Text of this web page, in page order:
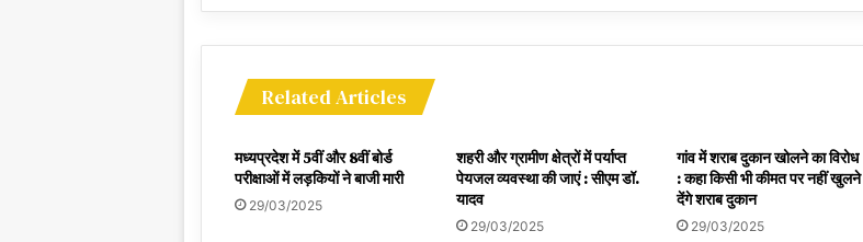
Related Articles
मध्यप्रदेश में 5वीं और 8वीं बोर्ड
परीक्षाओं में लड़कियों ने बाजी मारी
29/03/2025
शहरी और ग्रामीण क्षेत्रों में पर्याप्त
पेयजल व्यवस्था की जाएं : सीएम डॉ.
यादव
29/03/2025
गांव में शराब दुकान खोलने का विरोध
: कहा किसी भी कीमत पर नहीं खुलने
देंगे शराब दुकान
29/03/2025